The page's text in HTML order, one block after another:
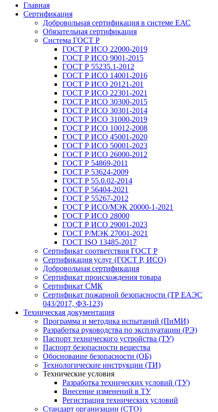
Главная
Сертификация
Добровольная сертификация в системе ЕАС
Обязательная сертификация
Система ГОСТ Р
ГОСТ Р ИСО 22000-2019
ГОСТ Р ИСО 9001-2015
ГОСТ Р 55235.1-2012
ГОСТ Р ИСО 14001-2016
ГОСТ Р ИСО 20121-201
ГОСТ Р ИСО 22301-2021
ГОСТ Р ИСО 30300-2015
ГОСТ Р ИСО 30301-2014
ГОСТ Р ИСО 31000-2019
ГОСТ Р ИСО 10012-2008
ГОСТ Р ИСО 45001-2020
ГОСТ Р ИСО 50001-2023
ГОСТ Р ИСО 26000-2012
ГОСТ Р 54869-2011
ГОСТ Р 53624-2009
ГОСТ Р 55.0.02-2014
ГОСТ Р 56404-2021
ГОСТ Р 55267-2012
ГОСТ Р ИСО/МЭК 20000-1-2021
ГОСТ Р ИСО 28000
ГОСТ Р ИСО 29001-2023
ГОСТ Р/МЭК 27001-2021
ГОСТ ISO 13485-2017
Сертификат соответствия ГОСТ Р
Сертификация услуг (ГОСТ Р, ИСО)
Добровольная сертификация
Сертификат происхождения товара
Сертификат СМК
Сертификат пожарной безопасности (ТР ЕАЭС
043/2017, ФЗ-123)
Техническая документация
Программа и методика испытаний (ПиМИ)
Разработка руководства по эксплуатации (РЭ)
Паспорт технического устройства (ТУ)
Паспорт безопасности вещества
Обоснование безопасности (ОБ)
Технологические инструкции (ТИ)
Технические условия
Разработка технических условий (ТУ)
Внесение изменений в ТУ
Регистрация технических условий
Стандарт организации (СТО)